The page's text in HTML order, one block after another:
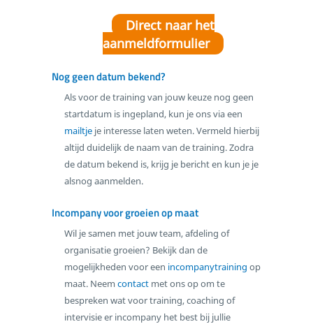
Direct naar het
aanmeldformulier
Nog geen datum bekend?
Als voor de training van jouw keuze nog geen
startdatum is ingepland, kun je ons via een
mailtje je interesse laten weten. Vermeld hierbij
altijd duidelijk de naam van de training. Zodra
de datum bekend is, krijg je bericht en kun je je
alsnog aanmelden.
Incompany voor groeien op maat
Wil je samen met jouw team, afdeling of
organisatie groeien? Bekijk dan de
mogelijkheden voor een incompanytraining op
maat. Neem contact met ons op om te
bespreken wat voor training, coaching of
intervisie er incompany het best bij jullie